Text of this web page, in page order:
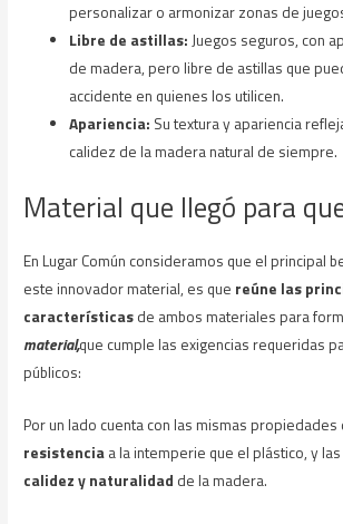
personalizar o armonizar zonas de
Libre de astillas: Juegos seguros, con
de madera, pero libre de astillas que
accidente en quienes los utilicen.
Apariencia: Su textura y apariencia
calidez de la madera natural de siempre.
Material que llegó para
En Lugar Común consideramos que el principal
este innovador material, es que reúne las
características de ambos materiales para
material,que cumple las exigencias requeridas
públicos:
Por un lado cuenta con las mismas propiedades
resistencia a la intemperie que el plástico, y
calidez y naturalidad de la madera.